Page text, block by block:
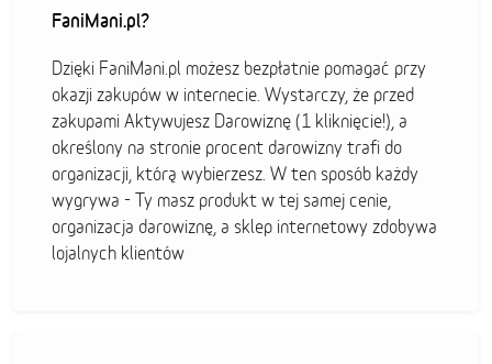
FaniMani.pl?
Dzięki FaniMani.pl możesz bezpłatnie pomagać przy
okazji zakupów w internecie. Wystarczy, że przed
zakupami Aktywujesz Darowiznę (1 kliknięcie!), a
określony na stronie procent darowizny trafi do
organizacji, którą wybierzesz. W ten sposób każdy
wygrywa - Ty masz produkt w tej samej cenie,
organizacja darowiznę, a sklep internetowy zdobywa
lojalnych klientów